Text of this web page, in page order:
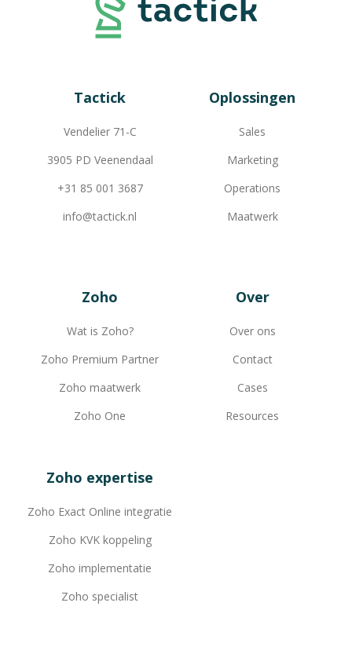
Tactick
Vendelier 71-C
3905 PD Veenendaal
+31 85 001 3687
info@tactick.nl
Oplossingen
Sales
Marketing
Operations
Maatwerk
Zoho
Wat is Zoho?
Zoho Premium Partner
Zoho maatwerk
Zoho One
Over
Over ons
Contact
Cases
Resources
Zoho expertise
Zoho Exact Online integratie
Zoho KVK koppeling
Zoho implementatie
Zoho specialist